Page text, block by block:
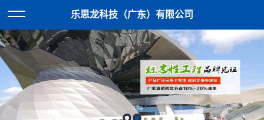
乐思龙科技（广东）有限公司